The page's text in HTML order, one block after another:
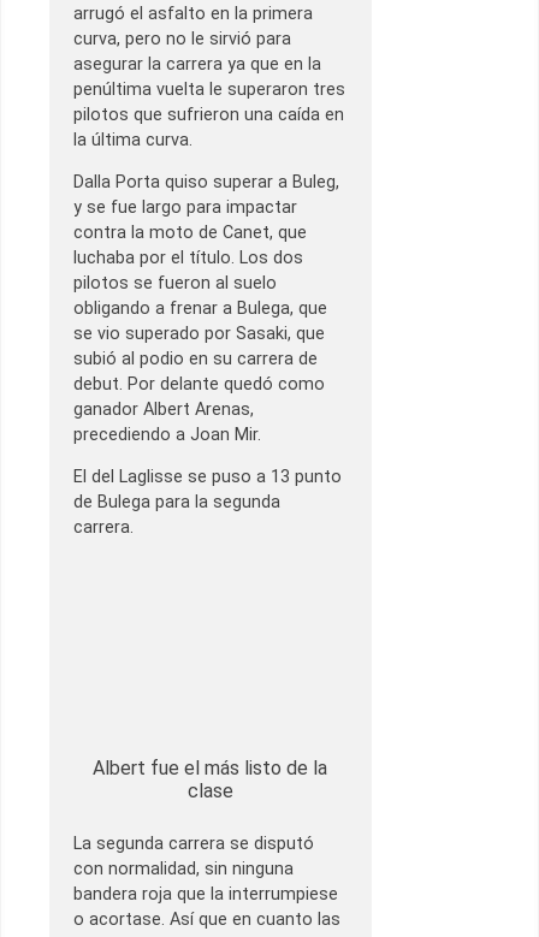
arrugó el asfalto en la primera
curva, pero no le sirvió para
asegurar la carrera ya que en la
penúltima vuelta le superaron tres
pilotos que sufrieron una caída en
la última curva.
Dalla Porta quiso superar a Buleg,
y se fue largo para impactar
contra la moto de Canet, que
luchaba por el título. Los dos
pilotos se fueron al suelo
obligando a frenar a Bulega, que
se vio superado por Sasaki, que
subió al podio en su carrera de
debut. Por delante quedó como
ganador Albert Arenas,
precediendo a Joan Mir.
El del Laglisse se puso a 13 punto
de Bulega para la segunda
carrera.
Albert fue el más listo de la
clase
La segunda carrera se disputó
con normalidad, sin ninguna
bandera roja que la interrumpiese
o acortase. Así que en cuanto las